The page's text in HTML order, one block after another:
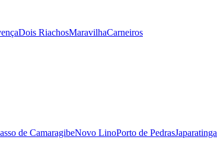
Dois RiachosMaravilhaCarneiros
de CamaragibeNovo LinoPorto de PedrasJaparatinga